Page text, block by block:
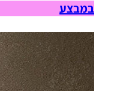
במבצע